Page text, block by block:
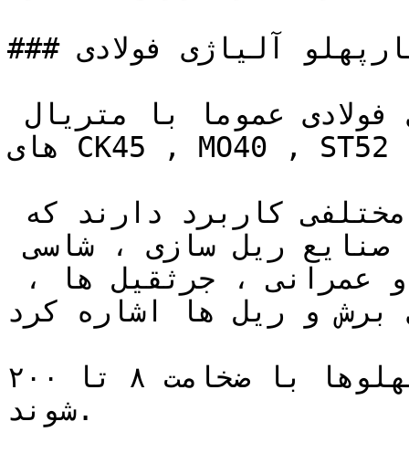
### انواع چهارپهلو آلیاژی فولادی
های CK45 , MO40 , ST52 , ST44 تولید می شوند.
از مهمترین آن ها می توان به صنایع ریل سازی ، شاسی
و ریل ها اشاره کرد.
چهارپهلوها با ضخامت ۸ تا ۲۰۰ mm تولید و عرض می
شوند.